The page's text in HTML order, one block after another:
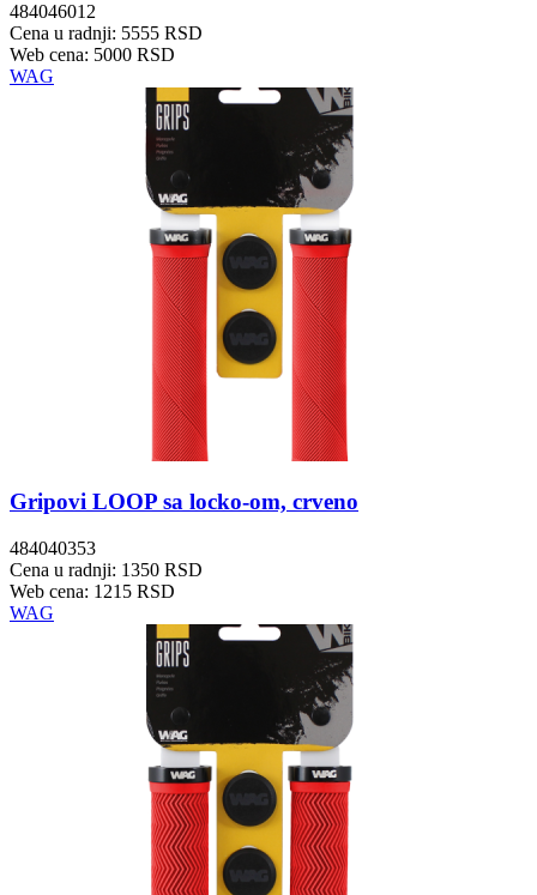
484046012
Cena u radnji: 5555 RSD
Web cena: 5000 RSD
WAG
Gripovi LOOP sa locko-om, crveno
484040353
Cena u radnji: 1350 RSD
Web cena: 1215 RSD
WAG